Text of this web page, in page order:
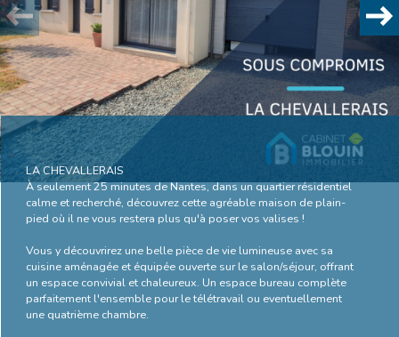
Plus de
détails
la
copropriété
Bilan
énergétique
LA CHEVALLERAIS
À seulement 25 minutes de Nantes, dans un quartier résidentiel
calme et recherché, découvrez cette agréable maison de plain-
pied où il ne vous restera plus qu'à poser vos valises !
Vous y découvrirez une belle pièce de vie lumineuse avec sa
cuisine aménagée et équipée ouverte sur le salon/séjour, offrant
un espace convivial et chaleureux. Un espace bureau complète
parfaitement l'ensemble pour le télétravail ou eventuellement
une quatrième chambre.